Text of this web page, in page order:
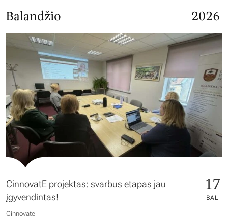
Balandžio 2026
CinnovatE projektas: svarbus etapas jau
įgyvendintas!
17
BAL
Cinnovate